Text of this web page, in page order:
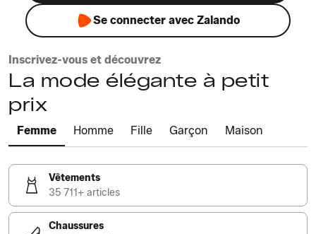
Se connecter avec Zalando
Inscrivez-vous et découvrez
La mode élégante à petit
prix
Femme Homme Fille Garçon Maison
Vêtements
35 711+ articles
Chaussures